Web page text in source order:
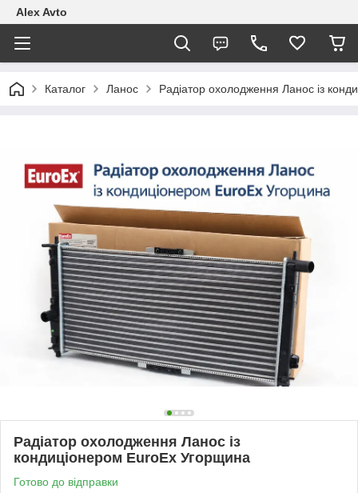
Alex Avto
Каталог Ланос Радіатор охолодження Ланос із
Радіатор охолодження Ланос із
кондиціонером EuroEx Угорщина
Готово до відправки